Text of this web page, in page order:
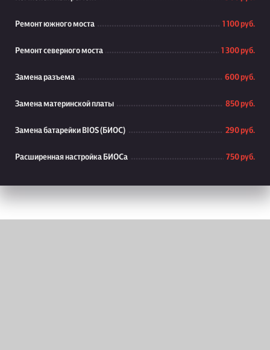
Ремонт южного моста 1 100 руб.
Ремонт северного моста 1 300 руб.
Замена разъема 600 руб.
Замена материнской платы 850 руб.
Замена батарейки BIOS (БИОС) 290 руб.
Расширенная настройка БИОСа 750 руб.